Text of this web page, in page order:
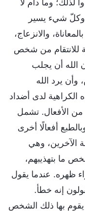
وكلّ شيء يسير
والانزعاج،
للانتقام من شخص
الله أن يجلب
يرد الله
الكراهية لدى أضداد
الأفعال. تشمل
أفعالًا أخرى
الآخرين، وهي
ما بتهذيبهم،
ظهره. عندما يقول
إنه خطأ.
يقوم بها ذلك الشخص